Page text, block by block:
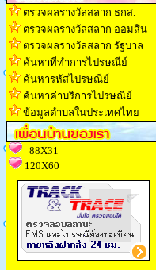
ตรวจผลรางวัลสลาก ธกส.
ตรวจผลรางวัลสลาก ออมสิน
ตรวจผลรางวัลสลาก รัฐบาล
ค้นหาที่ทำการไปรษณีย์
ค้นหารหัสไปรษณีย์
ค้นหาค่าบริการไปรษณีย์
ข้อมูลตำบลในประเทศไทย
88X31
120X60